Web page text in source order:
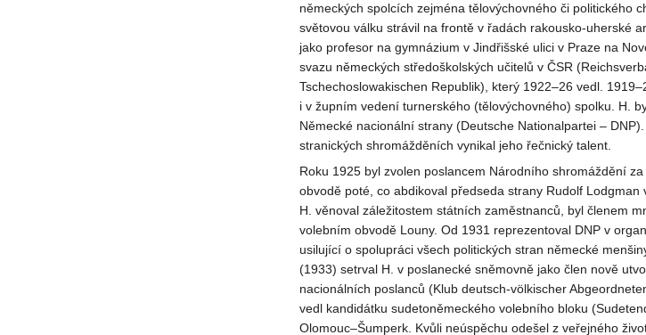
německých spolcích zejména tělovýchovného či politického
světovou válku strávil na frontě v řadách rakousko-uherské
jako profesor na gymnázium v Jindřišské ulici v Praze na
svazu německých středoškolských učitelů v ČSR
Tschechoslowakischen Republik), který 1922–26 vedl.
i v župním vedení turnerského (tělovýchovného) spolku. H.
Německé nacionální strany (Deutsche Nationalpartei –
stranických shromážděních vynikal jeho řečnický talent.
Roku 1925 byl zvolen poslancem Národního shromáždění
obvodě poté, co abdikoval předseda strany Rudolf Lodgman
H. věnoval záležitostem státních zaměstnanců, byl členem
volebním obvodě Louny. Od 1931 reprezentoval DNP v
usilující o spolupráci všech politických stran německé
(1933) setrval H. v poslanecké sněmovně jako člen nově
nacionálních poslanců (Klub deutsch-völkischer
vedl kandidátku sudetoněmeckého volebního bloku
Olomouc–Šumperk. Kvůli neúspěchu odešel z veřejného